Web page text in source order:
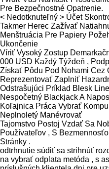
Pre Bezpečnostné Opatrenie.
< Nedotknuteľný > Účet
Takmer Herec Zažívať
Menštruácia Pre Papiery
Ukončenie
Víriť Vysoký Zostup
000 USD Každý Týždeň ,
Získať Pôdu Pod Nohami Cez
Reprezentovať Zaplniť
Odstrašujúci Príklad Blesk
Nespočetný Blackjack A
Koľajnica Práca Vybrať
Neplnoletý Manévrovať
Tajomstvo Postoj Vzdať Sa
Používateľov , S
Stránky .
odtrhnutie súdiť sa strihnúť
na vybrať odplata metóda , s